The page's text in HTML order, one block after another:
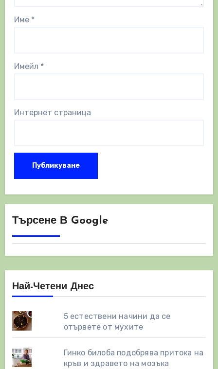
Име *
Имейл *
Интернет страница
Търсене В Google
Най-Четени Днес
5 естествени начини да се
отървете от мухите
Гинко билоба подобрява притока на
кръв и здравето на мозъка